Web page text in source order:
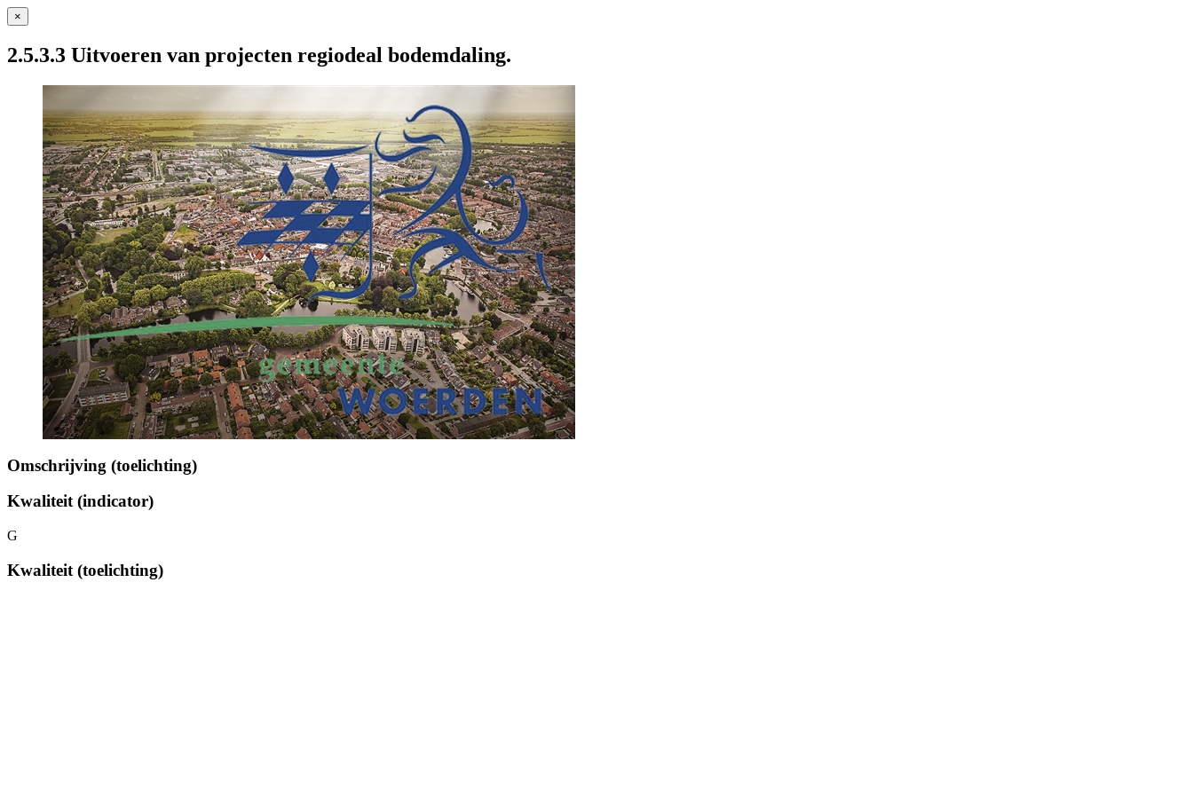
×
2.5.3.3 Uitvoeren van projecten regiodeal bodemdaling.
Omschrijving (toelichting)
Kwaliteit (indicator)
G
Kwaliteit (toelichting)